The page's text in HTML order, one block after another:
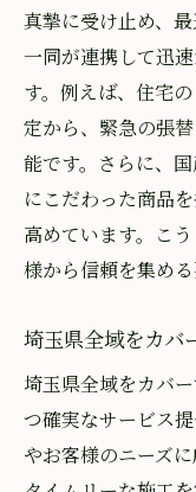
真摯に受け止め、
一同が連携して迅
す。例えば、住宅
定から、緊急の張
能です。さらに、
にこだわった商品
高めています。こ
様から信頼を集める
埼玉県全域をカバ
埼玉県全域をカバ
つ確実なサービス
やお客様のニーズ